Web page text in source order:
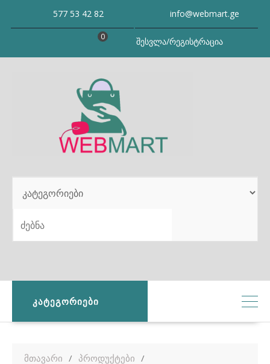
577 53 42 82 info@webmart.ge
შესვლა/რეგისტრაცია
0
SEARCH
ᲙᲐᲢᲔᲒᲝᲠᲘᲔᲑᲘ
მთავარი
პროდუქტები